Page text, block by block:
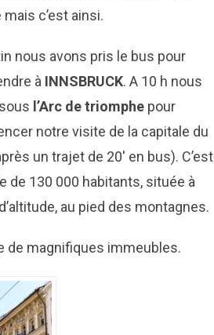
c’est ainsi.
nous avons pris le bus pour
à INNSBRUCK. A 10 h nous
l’Arc de triomphepour
notre visite de la capitale du
un trajet de 20′ en bus). C’est
de 130 000 habitants, située à
au pied des montagnes.
de magnifiques immeubles.